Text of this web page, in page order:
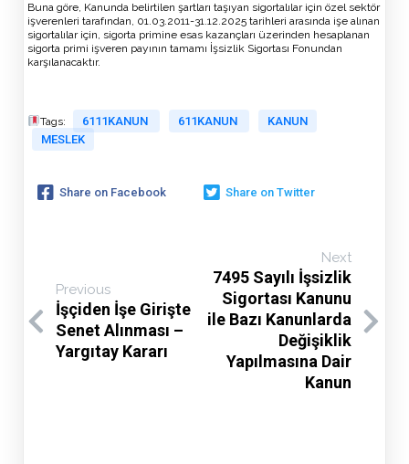
Buna göre, Kanunda belirtilen şartları taşıyan sigortalılar için özel sektör
işverenleri tarafından, 01.03.2011-31.12.2025 tarihleri arasında işe alınan
sigortalılar için, sigorta primine esas kazançları üzerinden hesaplanan
sigorta primi işveren payının tamamı İşsizlik Sigortası Fonundan
karşılanacaktır.
Tags: 6111KANUN 611KANUN
KANUN
MESLEK
Share on Facebook Share on Twitter
Previous
İşçiden İşe Girişte
Senet Alınması –
Yargıtay Kararı
Next
7495 Sayılı İşsizlik
Sigortası Kanunu
ile Bazı Kanunlarda
Değişiklik
Yapılmasına Dair
Kanun